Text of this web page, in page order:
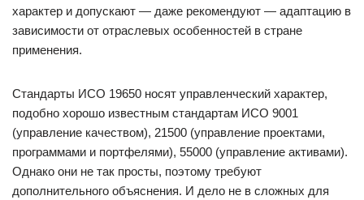
характер и допускают — даже рекомендуют — адаптацию в
зависимости от отраслевых особенностей в стране
применения.
Стандарты ИСО 19650 носят управленческий характер,
подобно хорошо известным стандартам ИСО 9001
(управление качеством), 21500 (управление проектами,
программами и портфелями), 55000 (управление активами).
Однако они не так просты, поэтому требуют
дополнительного объяснения. И дело не в сложных для